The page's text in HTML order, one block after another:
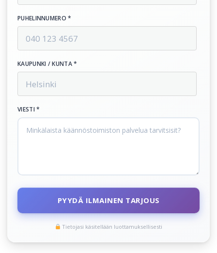
PUHELINNUMERO *
KAUPUNKI / KUNTA *
VIESTI *
PYYDÄ ILMAINEN TARJOUS
Tietojasi käsitellään luottamuksellisesti